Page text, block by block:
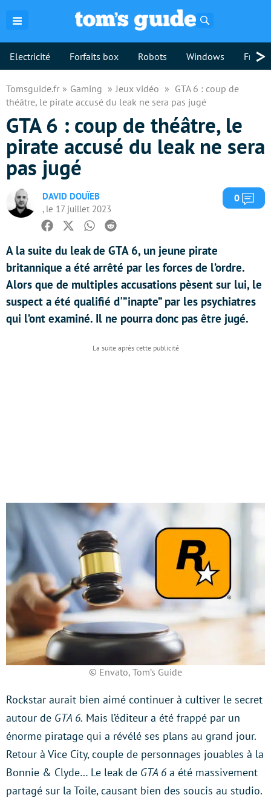
Electricité Forfaits box Robots Windows >
Tomsguide.fr Gaming Jeux vidéo
GTA 6 : coup de
théâtre, le pirate accusé du leak ne sera pas jugé
GTA 6 : coup de théâtre, le
pirate accusé du leak ne sera
pas jugé
DAVID DOUÏEB
, le 17 juillet 2023
0
Facebook
TwitterWhatsapp
Reddit
A la suite du leak de GTA 6, un jeune pirate
britannique a été arrêté par les forces de l’ordre.
Alors que de multiples accusations pèsent sur lui, le
suspect a été qualifié d'”inapte” par les psychiatres
qui l’ont examiné. Il ne pourra donc pas être jugé.
© Envato, Tom’s Guide
Rockstar aurait bien aimé continuer à cultiver le secret
autour de GTA 6. Mais l’éditeur a été frappé par un
énorme piratage qui a révélé ses plans au grand jour.
Retour à Vice City, couple de personnages jouables à la
Bonnie & Clyde… Le leak de GTA 6 a été massivement
partagé sur la Toile, causant bien des soucis au studio.